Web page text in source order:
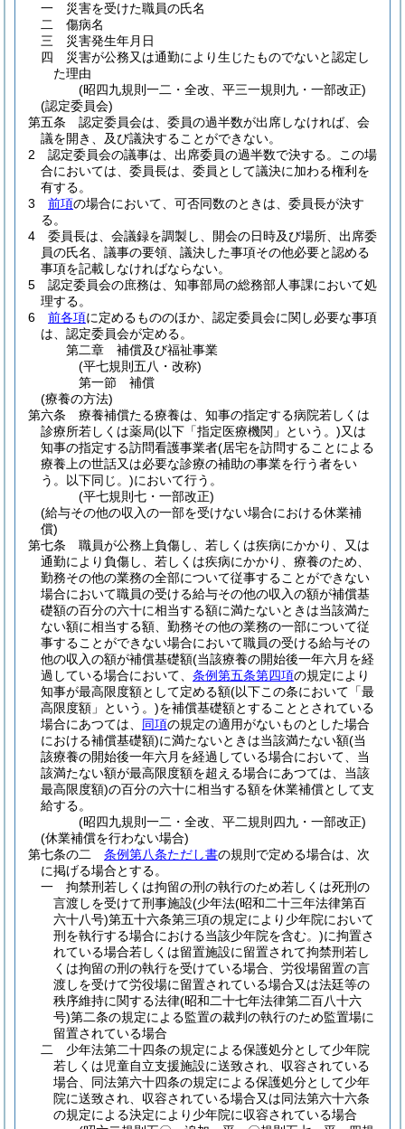
一
災害を受けた職員の氏名
二
傷病名
三
災害発生年月日
四
災害が公務又は通勤により生じたものでないと認定し
た理由
(昭四九規則一二・全改、平三一規則九・一部改正)
(認定委員会)
第五条
認定委員会は、委員の過半数が出席しなければ、会
議を開き、及び議決することができない。
2
認定委員会の議事は、出席委員の過半数で決する。
この場
合においては、委員長は、委員として議決に加わる権利を
有する。
3
前項の場合において、可否同数のときは、委員長が決す
る。
4
委員長は、会議録を調製し、開会の日時及び場所、出席委
員の氏名、議事の要領、議決した事項その他必要と認める
事項を記載しなければならない。
5
認定委員会の庶務は、知事部局の総務部人事課において処
理する。
6
前各項に定めるもののほか、認定委員会に関し必要な事項
は、認定委員会が定める。
第二章
補償及び福祉事業
(平七規則五八・改称)
第一節
補償
(療養の方法)
第六条
療養補償たる療養は、知事の指定する病院若しくは
診療所若しくは薬局(以下「指定医療機関」という。)又は
知事の指定する訪問看護事業者(居宅を訪問することによる
療養上の世話又は必要な診療の補助の事業を行う者をい
う。以下同じ。)において行う。
(平七規則七・一部改正)
(給与その他の収入の一部を受けない場合における休業補
償)
第七条
職員が公務上負傷し、若しくは疾病にかかり、又は
通勤により負傷し、若しくは疾病にかかり、療養のため、
勤務その他の業務の全部について従事することができない
場合において職員の受ける給与その他の収入の額が補償基
礎額の百分の六十に相当する額に満たないときは当該満た
ない額に相当する額、勤務その他の業務の一部について従
事することができない場合において職員の受ける給与その
他の収入の額が補償基礎額(当該療養の開始後一年六月を経
過している場合において、 条例第五条第四項の規定により
知事が最高限度額として定める額(以下この条において「最
高限度額」という。)を補償基礎額とすることとされている
場合にあつては、 同項の規定の適用がないものとした場合
における補償基礎額)に満たないときは当該満たない額(当
該療養の開始後一年六月を経過している場合において、当
該満たない額が最高限度額を超える場合にあつては、当該
最高限度額)の百分の六十に相当する額を休業補償として支
給する。
(昭四九規則一二・全改、平二規則四九・一部改正)
(休業補償を行わない場合)
第七条の二
条例第八条ただし書の規則で定める場合は、次
に掲げる場合とする。
一
拘禁刑若しくは拘留の刑の執行のため若しくは死刑の
言渡しを受けて刑事施設(少年法(昭和二十三年法律第百
六十八号)第五十六条第三項の規定により少年院において
刑を執行する場合における当該少年院を含む。)に拘置さ
れている場合若しくは留置施設に留置されて拘禁刑若し
くは拘留の刑の執行を受けている場合、労役場留置の言
渡しを受けて労役場に留置されている場合又は法廷等の
秩序維持に関する法律(昭和二十七年法律第二百八十六
号)第二条の規定による監置の裁判の執行のため監置場に
留置されている場合
二
少年法第二十四条の規定による保護処分として少年院
若しくは児童自立支援施設に送致され、収容されている
場合、同法第六十四条の規定による保護処分として少年
院に送致され、収容されている場合又は同法第六十六条
の規定による決定により少年院に収容されている場合